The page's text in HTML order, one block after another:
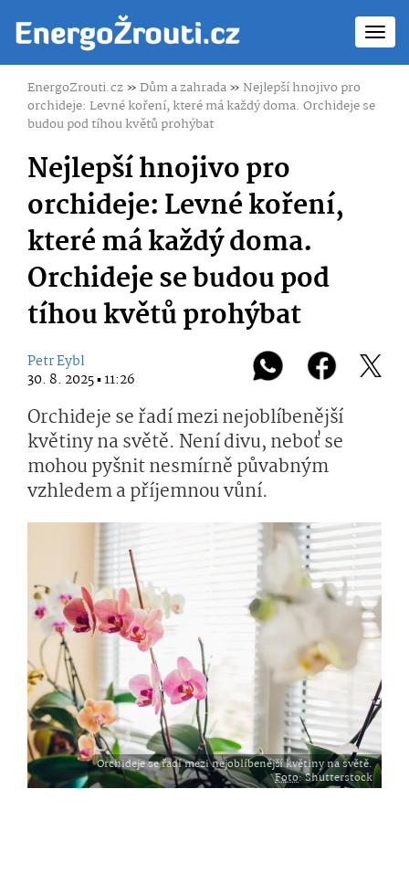
EnergoZrouti.cz»Dům a zahrada»Nejlepší hnojivo pro
orchideje: Levné koření, které má každý doma. Orchideje se
budou pod tíhou květů prohýbat
Nejlepší hnojivo pro
orchideje: Levné koření,
které má každý doma.
Orchideje se budou pod
tíhou květů prohýbat
Petr Eybl
30. 8. 2025 ▪ 11:26
Orchideje se řadí mezi nejoblíbenější
květiny na světě. Není divu, neboť se
mohou pyšnit nesmírně půvabným
vzhledem a příjemnou vůní.
Orchideje se řadí mezi nejoblíbenější květiny na světě.
Foto: Shutterstock